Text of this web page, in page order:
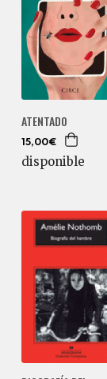
ATENTADO
15,00€
disponible